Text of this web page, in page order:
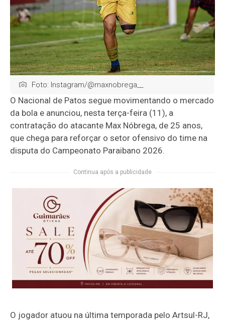
Foto: Instagram/@maxnobrega__
O Nacional de Patos segue movimentando o mercado
da bola e anunciou, nesta terça-feira (11), a
contratação do atacante Max Nóbrega, de 25 anos,
que chega para reforçar o setor ofensivo do time na
disputa do Campeonato Paraibano 2026.
Continua após a publicidade
O jogador atuou na última temporada pelo Artsul-RJ,